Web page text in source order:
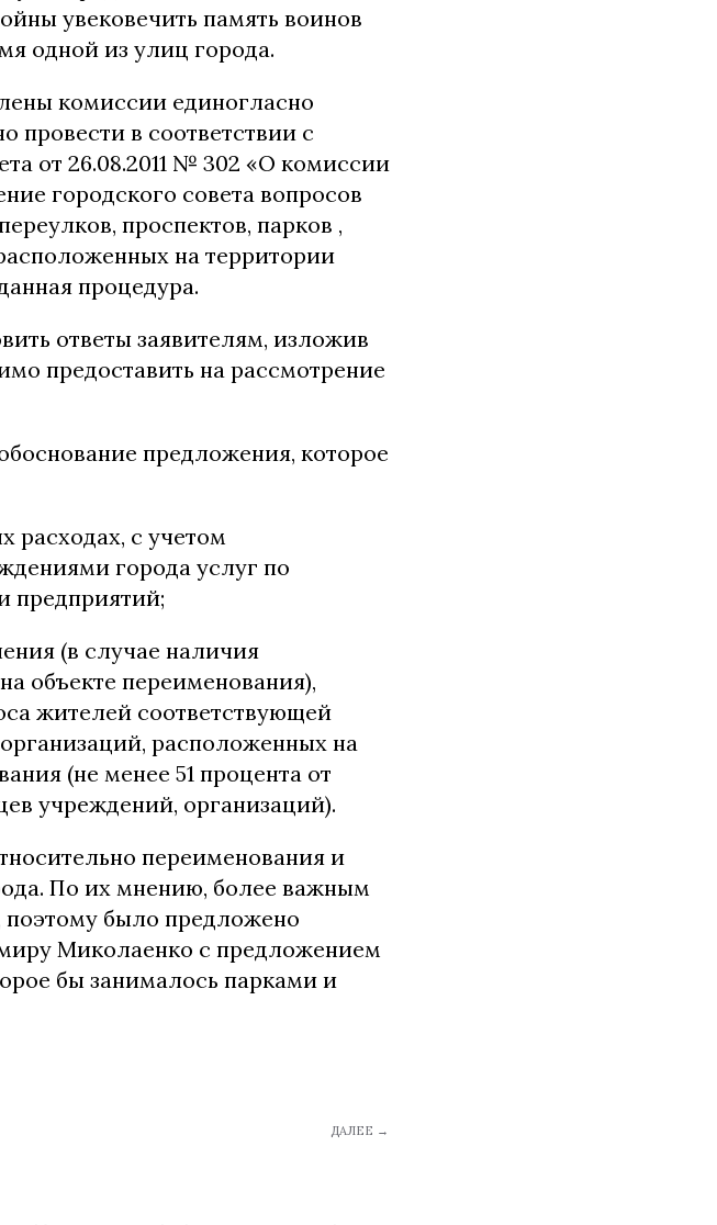
увековечить память воинов
одной из улиц города.
комиссии единогласно
провести в соответствии с
от 26.08.2011 № 302 «О комиссии
городского совета вопросов
проспектов, парков ,
на территории
процедура.
ответы заявителям, изложив
предоставить на рассмотрение
предложения, которое
расходах, с учетом
города услуг по
предприятий;
(в случае наличия
объекте переименования),
жителей соответствующей
расположенных на
(не менее 51 процента от
учреждений, организаций).
переименования и
По их мнению, более важным
поэтому было предложено
Миколаенко с предложением
бы занималось парками и
ДАЛЕЕ →